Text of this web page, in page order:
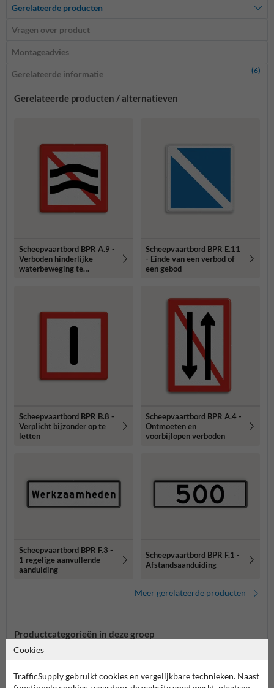
Gerelateerde producten
Vragen over product
Montageadvies
Gerelateerde informatie (6)
Gerelateerde producten / alternatieven
Scheepvaartbord BPR A.9 -
Verboden hinderlijke
waterbeweging te
Scheepvaartbord BPR E.11
- Einde van een verbod of
een gebod
Scheepvaartbord BPR B.8 -
Verplicht bijzonder op te
letten
Scheepvaartbord BPR A.4 -
Ontmoeten en
voorbijlopen verboden
Scheepvaartbord BPR F.3 -
1 regelige aanvullende
aanduiding
Scheepvaartbord BPR F.1 -
Afstandsaanduiding
Meer gerelateerde producten
Productcategorieën in deze groep
Cookies
TrafficSupply gebruikt cookies en vergelijkbare technieken. Naast